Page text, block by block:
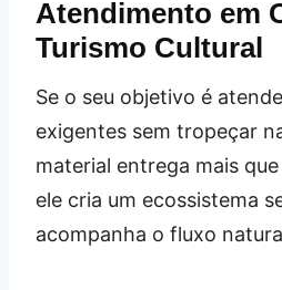
Atendimento em
Turismo Cultural
Se o seu objetivo é
exigentes sem tropeçar
material entrega mais
ele cria um ecossistema
acompanha o fluxo